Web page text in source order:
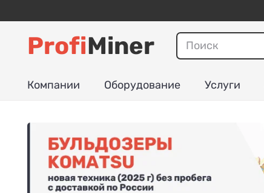
ProfiMiner
Компании Оборудование Услуги